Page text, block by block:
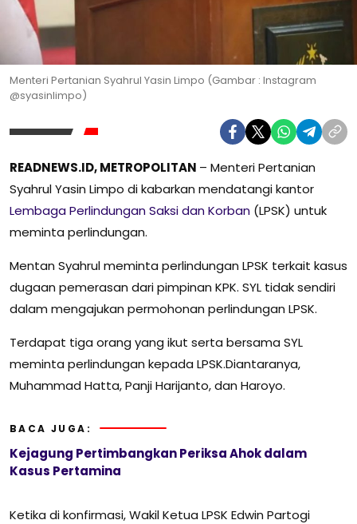
Menteri Pertanian Syahrul Yasin Limpo (Gambar : Instagram
@syasinlimpo)
READNEWS.ID, METROPOLITAN – Menteri Pertanian
Syahrul Yasin Limpo di kabarkan mendatangi kantor
Lembaga Perlindungan Saksi dan Korban (LPSK) untuk
meminta perlindungan.
Mentan Syahrul meminta perlindungan LPSK terkait kasus
dugaan pemerasan dari pimpinan KPK. SYL tidak sendiri
dalam mengajukan permohonan perlindungan LPSK.
Terdapat tiga orang yang ikut serta bersama SYL
meminta perlindungan kepada LPSK.Diantaranya,
Muhammad Hatta, Panji Harijanto, dan Haroyo.
BACA JUGA:
Kejagung Pertimbangkan Periksa Ahok dalam
Kasus Pertamina
Ketika di konfirmasi, Wakil Ketua LPSK Edwin Partogi